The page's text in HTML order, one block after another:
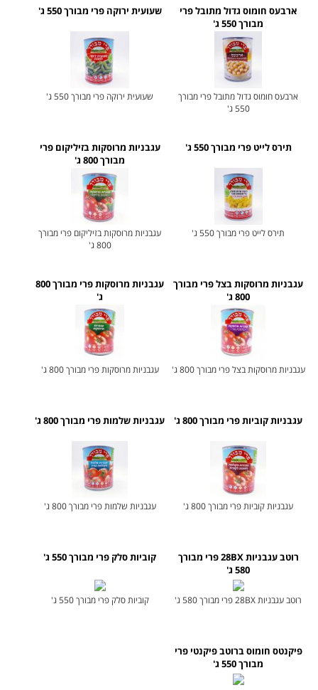
ארבעס חומוס גדול מתובל פרי
מבורך 550 ג'
ארבעס חומוס גדול מתובל פרי מבורך
550 ג'
שעועית ירוקה פרי מבורך 550 ג'
שעועית ירוקה פרי מבורך 550 ג'
תירס לייט פרי מבורך 550 ג'
תירס לייט פרי מבורך 550 ג'
עגבניות מרוסקות בזיליקום פרי
מבורך 800 ג'
עגבניות מרוסקות בזיליקום פרי מבורך
800 ג'
עגבניות מרוסקות בצל פרי מבורך
800 ג'
עגבניות מרוסקות בצל פרי מבורך 800 ג'
עגבניות מרוסקות פרי מבורך 800
ג'
עגבניות מרוסקות פרי מבורך 800 ג'
עגבניות קוביות פרי מבורך 800 ג'
עגבניות קוביות פרי מבורך 800 ג'
עגבניות שלמות פרי מבורך 800 ג'
עגבניות שלמות פרי מבורך 800 ג'
רוטב עגבניות 28BX פרי מבורך
580 ג'
רוטב עגבניות 28BX פרי מבורך 580 ג'
קוביות סלק פרי מבורך 550 ג'
קוביות סלק פרי מבורך 550 ג'
פיקנטס חומוס ברוטב פיקנטי פרי
מבורך 550 ג'